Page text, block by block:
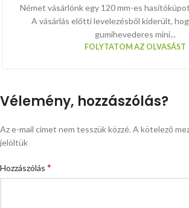
Német vásárlónk egy 120 mm-es
A vásárlás előtti levelezésből kiderült,
gumihevederes mini...
FOLYTATOM AZ OLVASÁST
Vélemény, hozzászólás?
Az e-mail címet nem tesszük közzé.A kötelező
jelöltük
Hozzászólás *